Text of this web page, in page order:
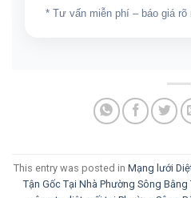
* Tư vấn miễn phí – báo giá rõ
This entry was posted in Mạng lưới
Tận Gốc Tại Nhà Phường Sông